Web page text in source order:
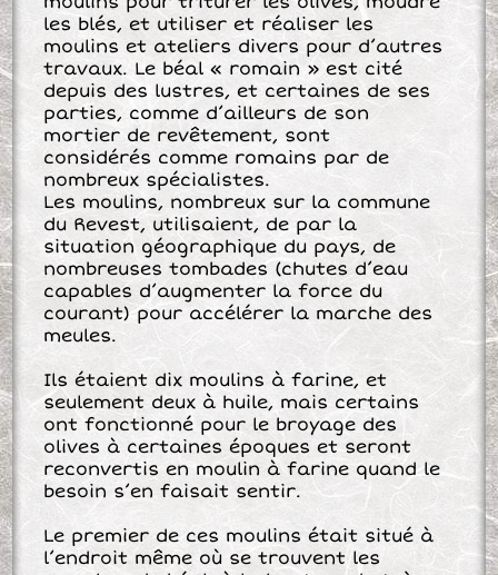
les blés, et utiliser et réaliser les
moulins et ateliers divers pour d’autres
travaux. Le béal « romain » est cité
depuis des lustres, et certaines de ses
parties, comme d’ailleurs de son
mortier de revêtement, sont
considérés comme romains par de
nombreux spécialistes.
Les moulins, nombreux sur la commune
du Revest, utilisaient, de par la
situation géographique du pays, de
nombreuses tombades (chutes d’eau
capables d’augmenter la force du
courant) pour accélérer la marche des
meules.
Ils étaient dix moulins à farine, et
seulement deux à huile, mais certains
ont fonctionné pour le broyage des
olives à certaines époques et seront
reconvertis en moulin à farine quand le
besoin s’en faisait sentir.
Le premier de ces moulins était situé à
l’endroit même où se trouvent les